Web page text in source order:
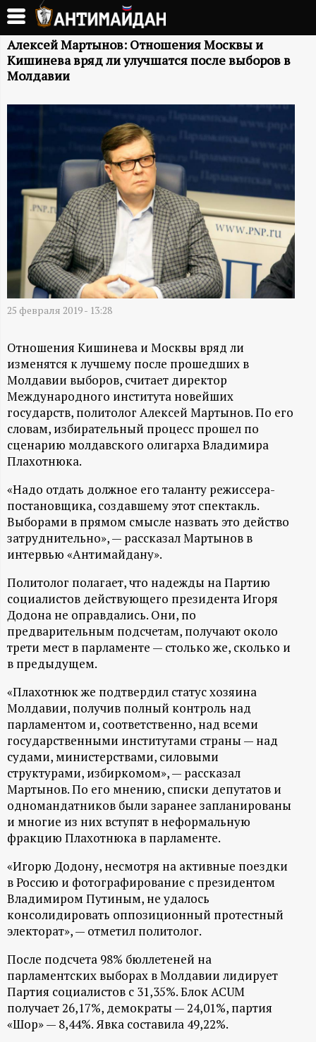
Перейти
основному
содержанию
А
Н
Т
Й
Д
А
Н
-
и
н
ф
о
р
м
а
ц
и
о
н
н
ы
й
п
о
р
т
а
Алексей Мартынов: Отношения Москвы и
Кишинева вряд ли улучшатся после выборов в
Молдавии
25 февраля 2019 - 13:28
Отношения Кишинева и Москвы вряд ли
изменятся к лучшему после прошедших в
Молдавии выборов, считает директор
Международного института новейших
государств, политолог Алексей Мартынов. По его
словам, избирательный процесс прошел по
сценарию молдавского олигарха Владимира
Плахотнюка.
«Надо отдать должное его таланту режиссера-
постановщика, создавшему этот спектакль.
Выборами в прямом смысле назвать это действо
затруднительно», — рассказал Мартынов в
интервью «Антимайдану».
Политолог полагает, что надежды на Партию
социалистов действующего президента Игоря
Додона не оправдались. Они, по
предварительным подсчетам, получают около
трети мест в парламенте — столько же, сколько и
в предыдущем.
«Плахотнюк же подтвердил статус хозяина
Молдавии, получив полный контроль над
парламентом и, соответственно, над всеми
государственными институтами страны — над
судами, министерствами, силовыми
структурами, избиркомом», — рассказал
Мартынов. По его мнению, списки депутатов и
одномандатников были заранее запланированы
и многие из них вступят в неформальную
фракцию Плахотнюка в парламенте.
«Игорю Додону, несмотря на активные поездки
в Россию и фотографирование с президентом
Владимиром Путиным, не удалось
консолидировать оппозиционный протестный
электорат», — отметил политолог.
После подсчета 98% бюллетеней на
парламентских выборах в Молдавии лидирует
Партия социалистов с 31,35%. Блок ACUM
получает 26,17%, демократы — 24,01%, партия
«Шор» — 8,44%. Явка составила 49,22%.